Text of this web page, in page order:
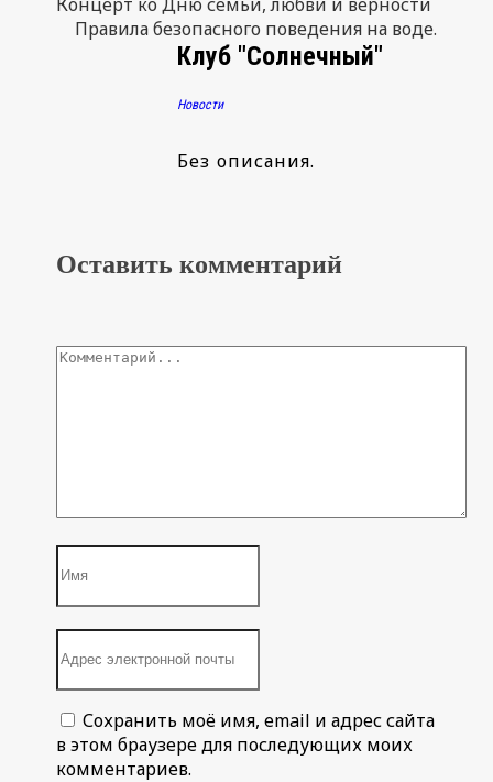
Навигация
поПравила безопасного поведения на воде.
Клуб "Солнечный"
Новости
Без описания.
Оставить комментарий
Сохранить моё имя, email и адрес сайта
в этом браузере для последующих моих
комментариев.